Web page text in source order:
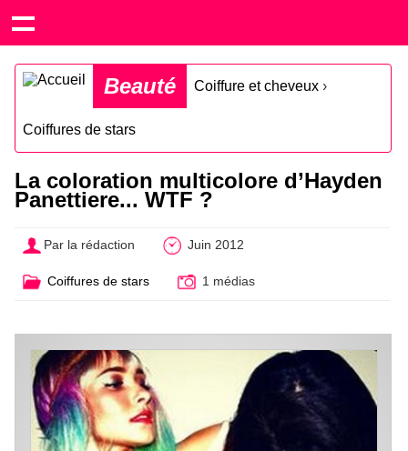
Beauté Coiffure et cheveux ›
Coiffures de stars
La coloration multicolore d’Hayden
Panettiere... WTF ?
Par la rédaction Juin 2012
Coiffures de stars 1 médias